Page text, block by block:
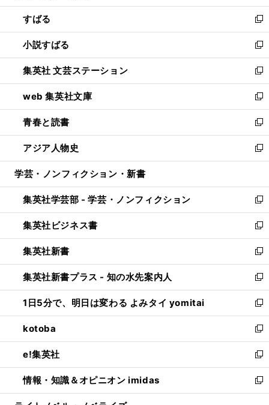
開
く
ウ
で
開
く
ン
ド
ウ
で
開
く
すばる
新
し
い
ウ
ィ
ン
ド
ウ
で
開
く
小説すばる
新
し
い
ウ
ィ
ン
ド
ウ
で
開
集英社 文芸ステーション
新
し
い
ウ
ィ
ン
ド
ウ
開
く
web 集英社文庫
新
し
い
ウ
ィ
ン
ウ
で
開
く
青春と読書
新
し
い
ウ
ン
ド
ウ
で
開
く
アジア人物史
新
し
ウ
ィ
ン
ド
ウ
で
開
く
学芸・ノンフィクション・新書
集英社学芸部 - 学芸・ノンフィクション
新
し
い
ウ
ィ
ン
ド
ウ
で
開
く
集英社ビジネス書
新
し
い
ウ
ィ
ン
ド
ウ
で
開
く
集英社新書
新
し
い
ウ
ィ
ン
ド
ウ
で
開
く
集英社新書プラス - 知の水先案内人
新
し
い
ウ
ィ
ン
ド
ウ
で
開
1日5分で、明日は変わる よみタイ yomitai
新
し
い
ウ
ィ
ン
ド
ウ
kotoba
新
し
い
ウ
ィ
ン
e!集英社
新
し
い
ウ
情報・知識＆オピニオン imidas
新
し